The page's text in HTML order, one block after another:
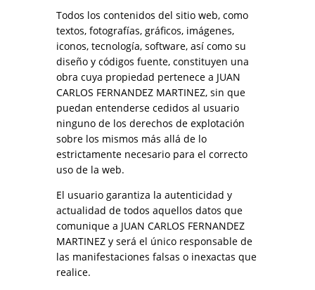
Todos los contenidos del sitio web, como
textos, fotografías, gráficos, imágenes,
iconos, tecnología, software, así como su
diseño y códigos fuente, constituyen una
obra cuya propiedad pertenece a JUAN
CARLOS FERNANDEZ MARTINEZ, sin que
puedan entenderse cedidos al usuario
ninguno de los derechos de explotación
sobre los mismos más allá de lo
estrictamente necesario para el correcto
uso de la web.
El usuario garantiza la autenticidad y
actualidad de todos aquellos datos que
comunique a JUAN CARLOS FERNANDEZ
MARTINEZ y será el único responsable de
las manifestaciones falsas o inexactas que
realice.